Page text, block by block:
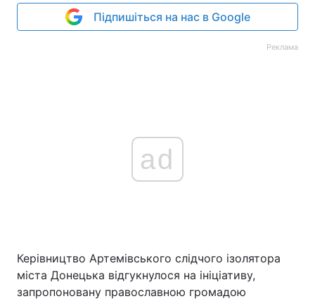
Підпишіться на нас в Google
Реклама
ad
Керівництво Артемівського слідчого ізолятора
міста Донецька відгукнулося на ініціативу,
запропоновану православною громадою